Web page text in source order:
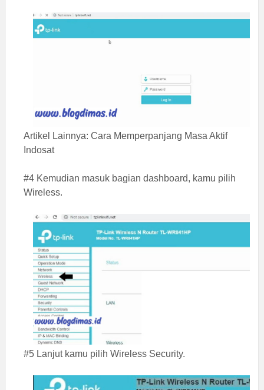
Artikel Lainnya: Cara Memperpanjang Masa Aktif
Indosat
#4 Kemudian masuk bagian dashboard, kamu pilih
Wireless.
#5 Lanjut kamu pilih Wireless Security.